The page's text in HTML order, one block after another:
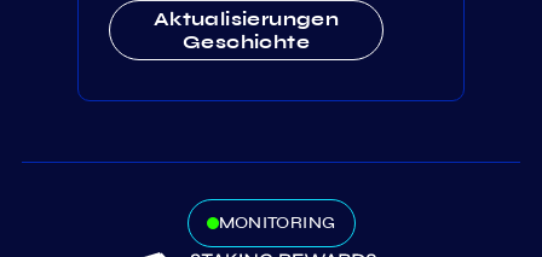
Aktualisierungen
Geschichte
MONITORING